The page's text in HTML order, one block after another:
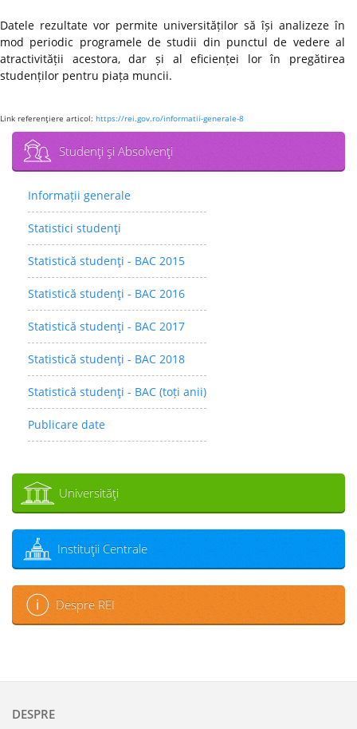
Datele rezultate vor permite universităților să își analizeze în
mod periodic programele de studii din punctul de vedere al
atractivității acestora, dar și al eficienței lor în pregătirea
studenților pentru piața muncii.
Link referenţiere articol: https://rei.gov.ro/informatii-generale-8
Studenţi şi Absolvenţi
Informații generale
Statistici studenţi
Statistică studenţi - BAC 2015
Statistică studenţi - BAC 2016
Statistică studenţi - BAC 2017
Statistică studenţi - BAC 2018
Statistică studenţi - BAC (toți anii)
Publicare date
Universităţi
Instituţii Centrale
Despre REI
DESPRE